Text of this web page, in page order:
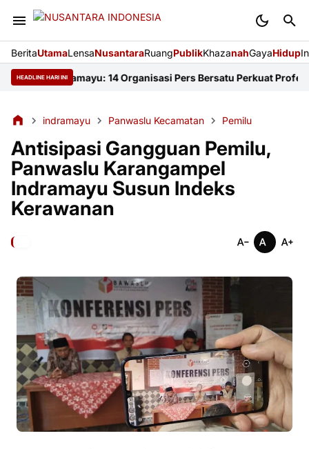
BeritaUtamaLensaNusantaraRuangPublikKhazanahGayaHidup
HEADLINE HARI INI
Indramayu: 14 Organisasi Pers Bersatu Perkuat
indramayu Panwaslu Kecamatan Pemilu
Antisipasi Gangguan Pemilu,
Panwaslu Karangampel
Indramayu Susun Indeks
Kerawanan